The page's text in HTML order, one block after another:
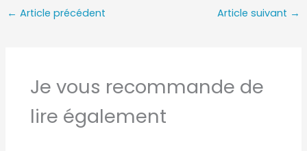
← Article précédent Article suivant →
Je vous recommande de
lire également